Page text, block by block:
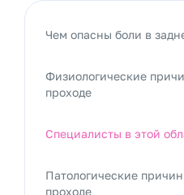
Чем опасны боли в
Физиологические
проходе
Специалисты в этой
Патологические
проходе